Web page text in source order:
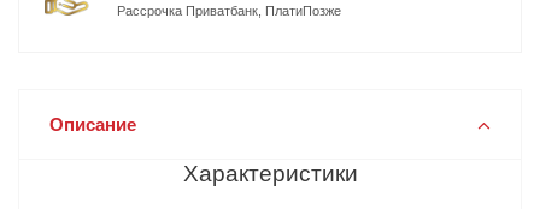
Рассрочка Приватбанк, ПлатиПозже
Описание
Характеристики